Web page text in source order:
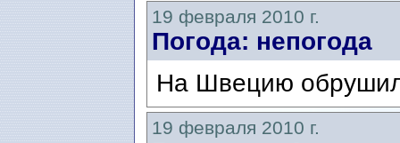
19 февраля 2010 г.
Погода: непогода
На Швецию
19 февраля 2010 г.